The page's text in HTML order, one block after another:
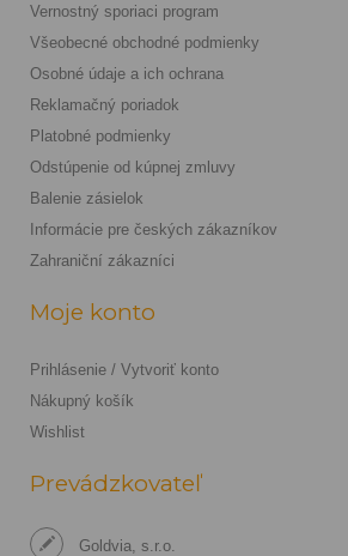
Vernostný sporiaci program
Všeobecné obchodné podmienky
Osobné údaje a ich ochrana
Reklamačný poriadok
Platobné podmienky
Odstúpenie od kúpnej zmluvy
Balenie zásielok
Informácie pre českých zákazníkov
Zahraniční zákazníci
Moje konto
Prihlásenie / Vytvoriť konto
Nákupný košík
Wishlist
Prevádzkovateľ
Goldvia, s.r.o.